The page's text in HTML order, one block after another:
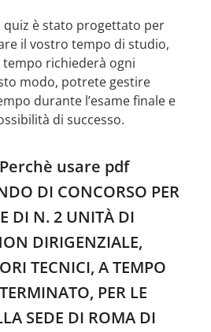
quiz è stato progettato per
il vostro tempo di studio,
richiederà ogni
modo, potrete gestire
durante l’esame finale e
di successo.
usare pdf
DI CONCORSO PER
DI N. 2 UNITÀ DI
DIRIGENZIALE,
TECNICI, A TEMPO
PER LE
SEDE DI ROMA DI